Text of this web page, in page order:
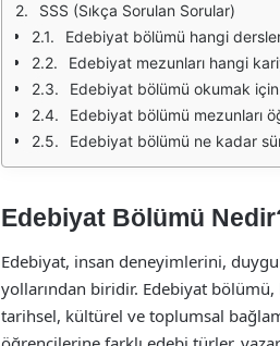
SSS (Sıkça Sorulan Sorular)
Edebiyat bölümü hangi
Edebiyat mezunları hangi
Edebiyat bölümü okumak
Edebiyat bölümü mezunları
Edebiyat bölümü ne kadar
Edebiyat Bölümü
Edebiyat, insan deneyimlerini,
yollarından biridir. Edebiyat
tarihsel, kültürel ve toplumsal